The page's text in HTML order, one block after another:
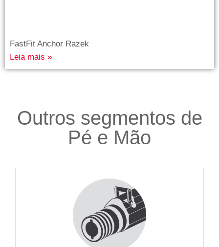
FastFit Anchor Razek
Leia mais »
Outros segmentos de
Pé e Mão